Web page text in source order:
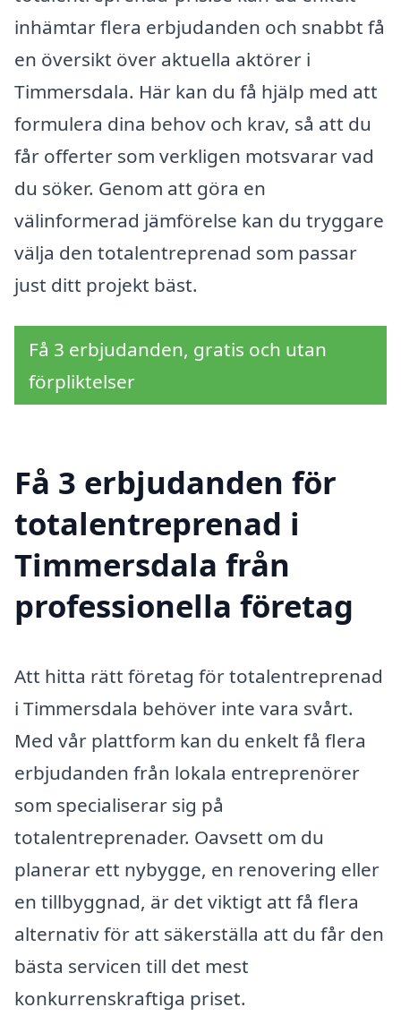
inhämtar flera erbjudanden och snabbt få
en översikt över aktuella aktörer i
Timmersdala. Här kan du få hjälp med att
formulera dina behov och krav, så att du
får offerter som verkligen motsvarar vad
du söker. Genom att göra en
välinformerad jämförelse kan du tryggare
välja den totalentreprenad som passar
just ditt projekt bäst.
Få 3 erbjudanden, gratis och utan
förpliktelser
Få 3 erbjudanden för
totalentreprenad i
Timmersdala från
professionella företag
Att hitta rätt företag för totalentreprenad
i Timmersdala behöver inte vara svårt.
Med vår plattform kan du enkelt få flera
erbjudanden från lokala entreprenörer
som specialiserar sig på
totalentreprenader. Oavsett om du
planerar ett nybygge, en renovering eller
en tillbyggnad, är det viktigt att få flera
alternativ för att säkerställa att du får den
bästa servicen till det mest
konkurrenskraftiga priset.